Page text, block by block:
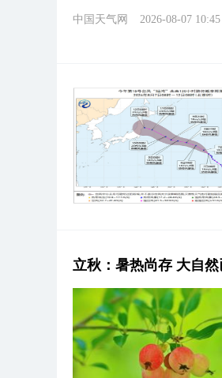
中国天气网 2026-08-07 10:45
立秋：暑热尚存 大自